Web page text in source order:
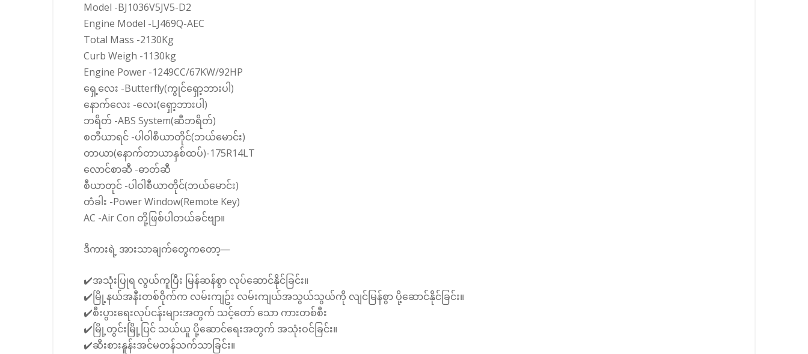
Model -BJ1036V5JV5-D2
Engine Model -LJ469Q-AEC
Total Mass -2130Kg
Curb Weigh -1130kg
Engine Power -1249CC/67KW/92HP
ရှေ့လေး -Butterfly(ကွုင်ရှော့ဘားပါ)
နောက်လေး -လေး(ရှော့ဘားပါ)
ဘရိတ် -ABS System(ဆီဘရိတ်)
စတီယာရင် -ပါဝါစီယာတိုင်(ဘယ်မောင်း)
တာယာ(နောက်တာယာနှစ်ထပ်)-175R14LT
လောင်စာဆီ -ဓာတ်ဆီ
စီယာတုင် -ပါဝါစီယာတိုင်(ဘယ်မောင်း)
တံခါး -Power Window(Remote Key)
AC -Air Con တို့ဖြစ်ပါတယ်ခင်ဗျာ။
ဒီကားရဲ့ အားသာချက်တွေကတော့—
✔️အသုံးပြုရ လွယ်ကူပြီး မြန်ဆန်စွာ လုပ်ဆောင်နိုင်ခြင်း။
✔️မြို့နယ်အနီးတစ်ဝိုက်က လမ်းကျဥ်း လမ်းကျယ်အသွယ်သွယ်ကို လျင်မြန်စွာ ပို့ဆောင်နိုင်ခြင်း။
✔️စီးပွားရေးလုပ်ငန်းများအတွက် သင့်တော် သော ကားတစ်စီး
✔️မြို့တွင်းမြို့ပြင် သယ်ယူ ပို့ဆောင်ရေးအတွက် အသုံးဝင်ခြင်း။
✔️ဆီးစားနူန်းအင်မတန်သက်သာခြင်း။